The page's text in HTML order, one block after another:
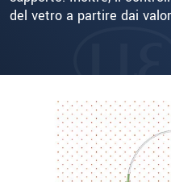
del vetro a partire dai